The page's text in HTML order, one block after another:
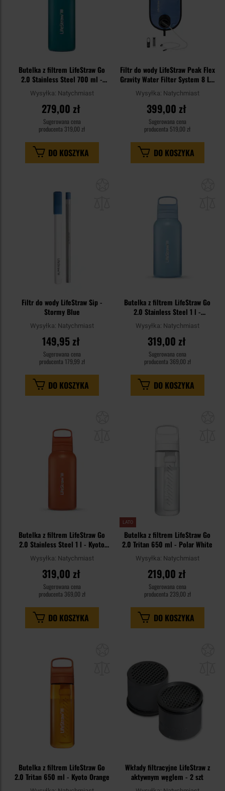
Butelka z filtrem LifeStraw Go
2.0 Stainless Steel 700 ml -
Laguna Teal
Wysyłka: Natychmiast
279,00 zł
Sugerowana cena
producenta 319,00 zł
DO KOSZYKA
Filtr do wody LifeStraw Peak Flex
Gravity Water Filter System 8 L -
Mountain Blue
Wysyłka: Natychmiast
399,00 zł
Sugerowana cena
producenta 519,00 zł
DO KOSZYKA
Filtr do wody LifeStraw Sip -
Stormy Blue
Wysyłka: Natychmiast
149,95 zł
Sugerowana cena
producenta 179,99 zł
DO KOSZYKA
Butelka z filtrem LifeStraw Go
2.0 Stainless Steel 1 l -
Icelandic Blue
Wysyłka: Natychmiast
319,00 zł
Sugerowana cena
producenta 369,00 zł
DO KOSZYKA
Butelka z filtrem LifeStraw Go
2.0 Stainless Steel 1 l - Kyoto
Orange
Wysyłka: Natychmiast
319,00 zł
Sugerowana cena
producenta 369,00 zł
DO KOSZYKA
LATO
Butelka z filtrem LifeStraw Go
2.0 Tritan 650 ml - Polar White
Wysyłka: Natychmiast
219,00 zł
Sugerowana cena
producenta 239,00 zł
DO KOSZYKA
schowka
Butelka z filtrem LifeStraw Go
2.0 Tritan 650 ml - Kyoto Orange
Wkłady filtracyjne LifeStraw z
aktywnym węglem - 2 szt